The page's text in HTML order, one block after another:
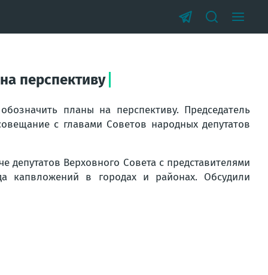
перспективу
планы на перспективу. Председатель
с главами Советов народных депутатов
Верховного Совета с представителями
капвложений в городах и районах. Обсудили